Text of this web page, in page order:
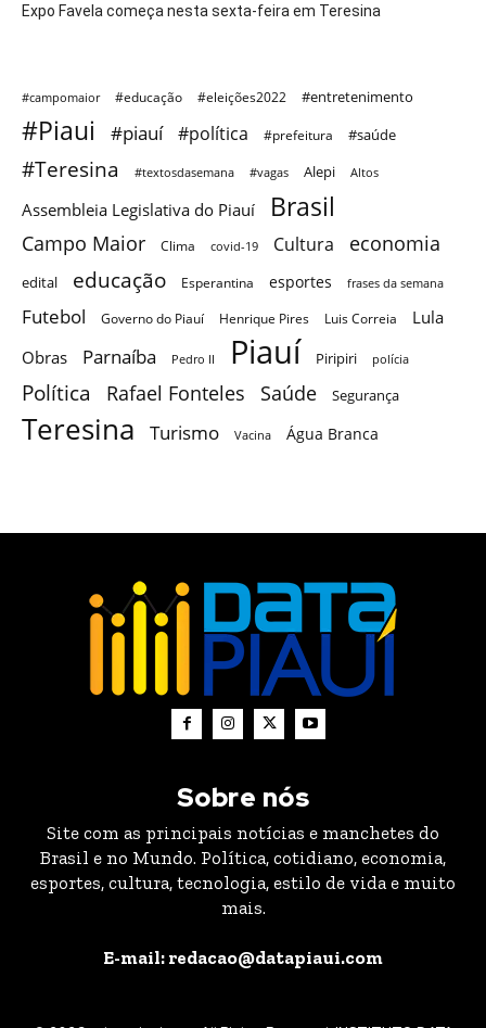
Expo Favela começa nesta sexta-feira em Teresina
#campomaior #educação #eleições2022 #entretenimento
#Piaui #piauí #política #prefeitura #saúde
#Teresina #textosdasemana #vagas Alepi Altos
Assembleia Legislativa do Piauí Brasil
Campo Maior Clima covid-19 Cultura economia
edital educação Esperantina esportes frases da semana
Futebol Governo do Piauí Henrique Pires Luis Correia
Lula
Obras
Parnaíba Pedro II Piauí Piripiri polícia
Política Rafael Fonteles Saúde Segurança
Teresina Turismo Vacina Água Branca
Sobre nós
Site com as principais notícias e manchetes do
Brasil e no Mundo. Política, cotidiano, economia,
esportes, cultura, tecnologia, estilo de vida e muito
mais.
E-mail: redacao@datapiaui.com